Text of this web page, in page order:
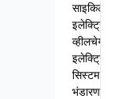
साइकिल/
इलेक्ट्रिक
व्हीलचेयर,
इलेक्ट्रिक
सिस्टम,
भंडारण